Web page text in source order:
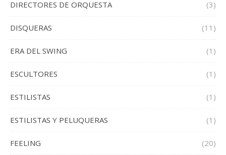
DIRECTORES DE ORQUESTA (3)
DISQUERAS (11)
ERA DEL SWING (1)
ESCULTORES (1)
ESTILISTAS (1)
ESTILISTAS Y PELUQUERAS (1)
FEELING (20)